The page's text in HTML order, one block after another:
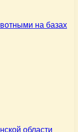
на базах
области